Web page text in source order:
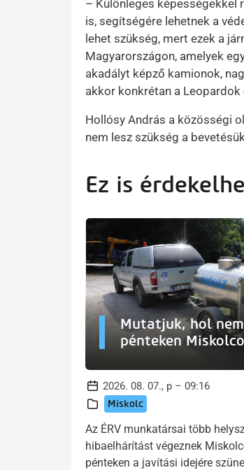
– Különleges képességekkel
is, segítségére lehetnek a
lehet szükség, mert ezek a
Magyarországon, amelyek
akadályt képző kamionok,
akkor konkrétan a
Hollósy András a közösségi
nem lesz szükség a
Ez is
Mutatjuk, hol
pénteken
2026. 08. 07., p – 09:16
Miskolc
Az ÉRV munkatársai több
hibaelhárítást végeznek
pénteken a javítási idejére